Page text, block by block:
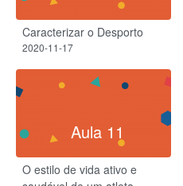
Caracterizar o Desporto
2020-11-17
Aula 11
O estilo de vida ativo e